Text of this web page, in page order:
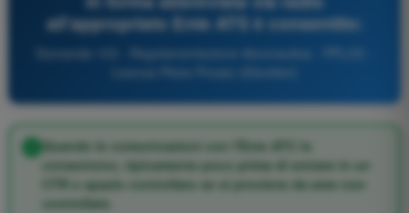
all'appropriato Ente ATS è consentito:
Domanda 103 - Regolamentazione Aeronautica - PPL(H) -
Quando le comunicazioni con l'Ente ATC lo
consentono, tipicamente poco prima di entrare in un
CTR o spazio controllato se si proviene da aree non
controllate.